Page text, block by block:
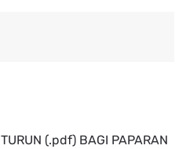
(.pdf) BAGI PAPARAN